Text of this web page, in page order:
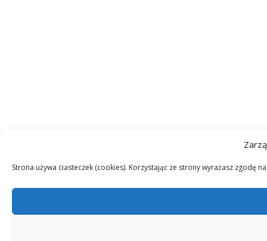
Strona używa ciasteczek (cookies). Korzystając ze strony wyrażasz zgodę